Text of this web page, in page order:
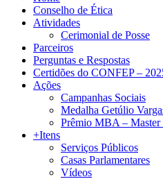
Conselho de Ética
Atividades
Cerimonial de Posse
Parceiros
Perguntas e Respostas
Certidões do CONFEP –
Ações
Campanhas Sociais
Medalha Getúlio
Prêmio MBA – Master
+Itens
Serviços Públicos
Casas Parlamentares
Vídeos